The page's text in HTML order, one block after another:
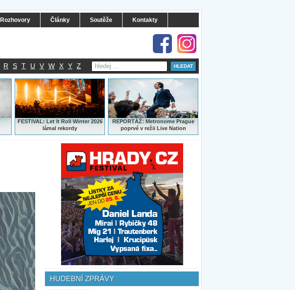
Rozhovory Články Soutěže Kontakty
R S T U V W X Y Z
FESTIVAL: Let It Roll Winter 2026
lámal rekordy
REPORTÁŽ:Metronome Prague
poprvé v režii Live Nation
HUDEBNÍ ZPRÁVY